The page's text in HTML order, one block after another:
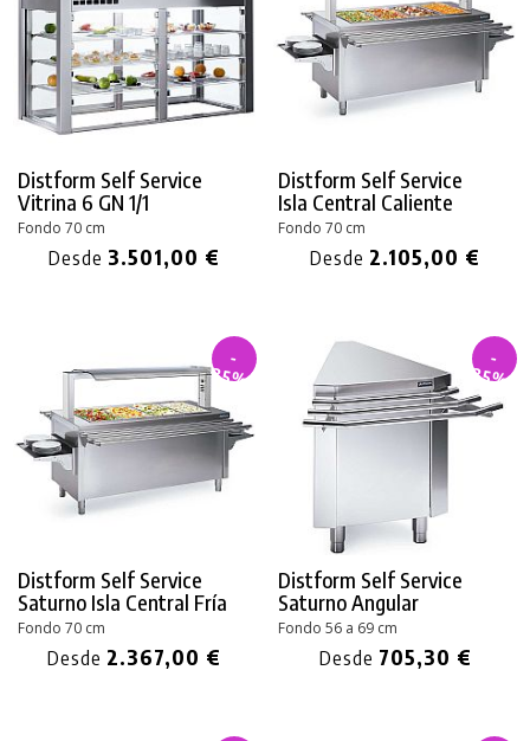
Distform Self Service
Vitrina 6 GN 1/1
Fondo 70 cm
Desde 3.501,00 €
Distform Self Service
Isla Central Caliente
Fondo 70 cm
Desde 2.105,00 €
-
35%
Distform Self Service
Saturno Isla Central Fría
Fondo 70 cm
Desde 2.367,00 €
-
35%
Distform Self Service
Saturno Angular
Fondo 56 a 69 cm
Desde 705,30 €